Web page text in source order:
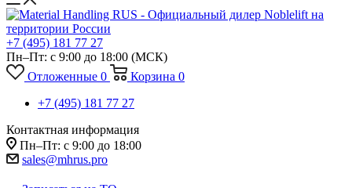
+7 (495) 181 77 27
Пн–Пт: с 9:00 до 18:00 (МСК)
Отложенные 0 Корзина 0
+7 (495) 181 77 27
Контактная информация
Пн–Пт: с 9:00 до 18:00
sales@mhrus.pro